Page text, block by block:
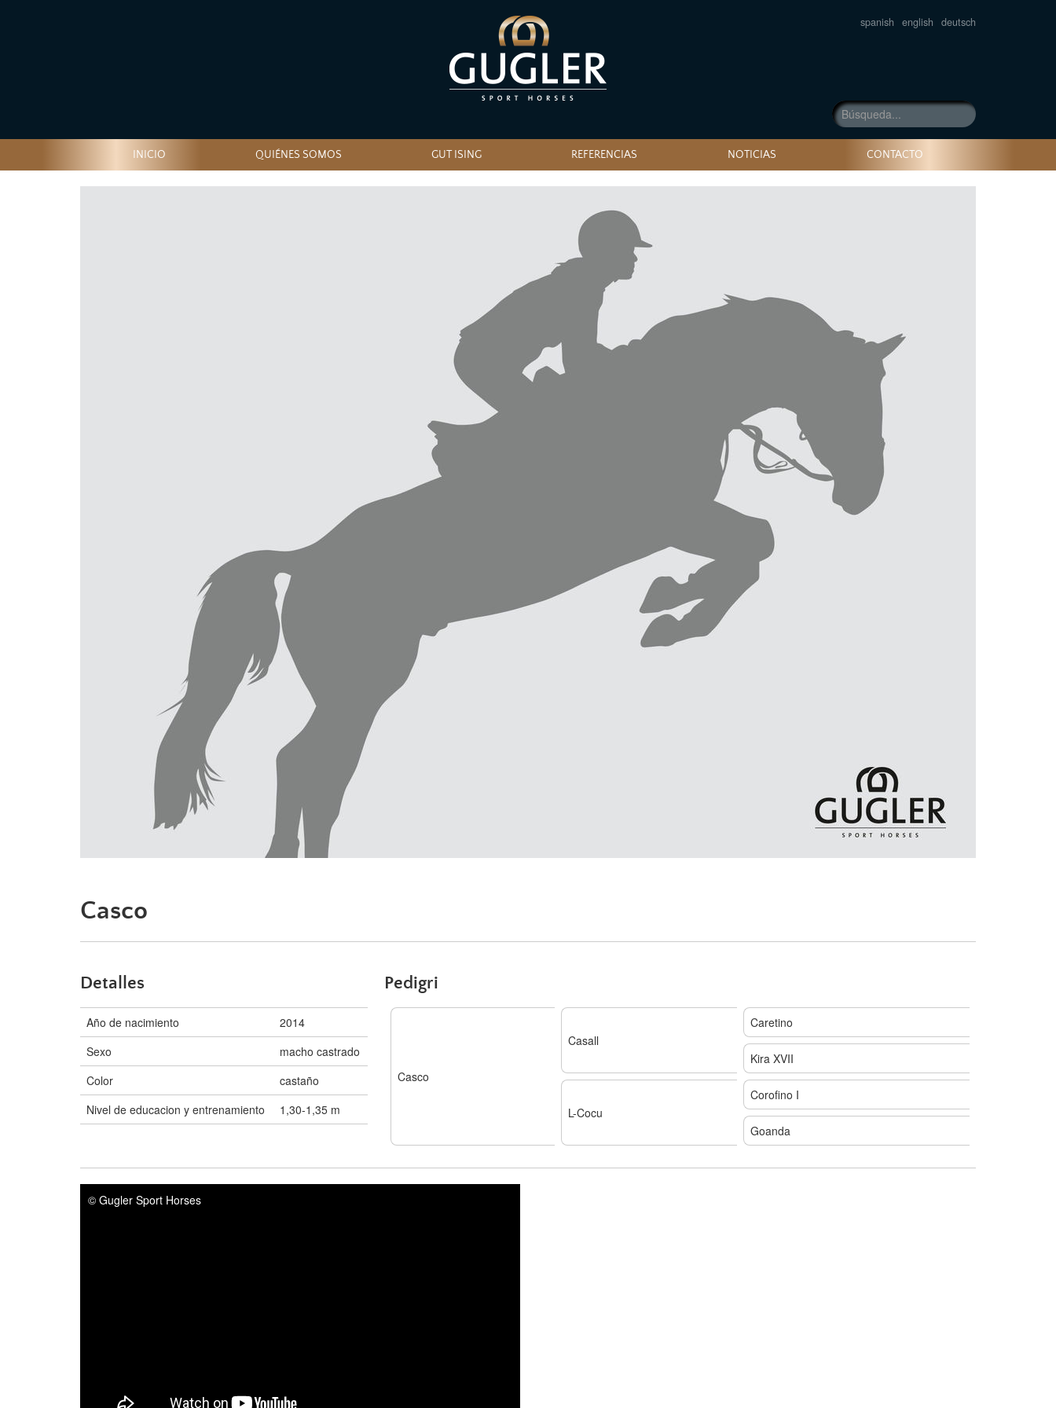
deutsch
english
spanish
INICIO QUIÉNES SOMOS GUT ISING REFERENCIAS NOTICIAS CONTACTO
Casco
Detalles
Año de nacimiento
2014
Sexo
macho castrado
Color
castaño
Nivel de educacion y entrenamiento
1,30-1,35 m
Pedigri
Casco
Casall
Caretino
Kira XVII
L-Cocu
Corofino I
Goanda
© Gugler Sport Horses